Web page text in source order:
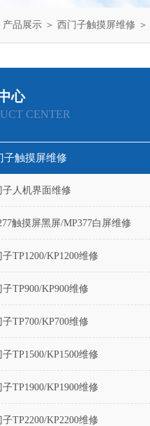
产品展示 ＞ 西门子触摸屏维修 ＞
心
CENTER
子触摸屏维修
子人机界面维修
触摸屏黑屏/MP377白屏维修
子TP1200/KP1200维修
子TP900/KP900维修
子TP700/KP700维修
子TP1500/KP1500维修
子TP1900/KP1900维修
子TP2200/KP2200维修